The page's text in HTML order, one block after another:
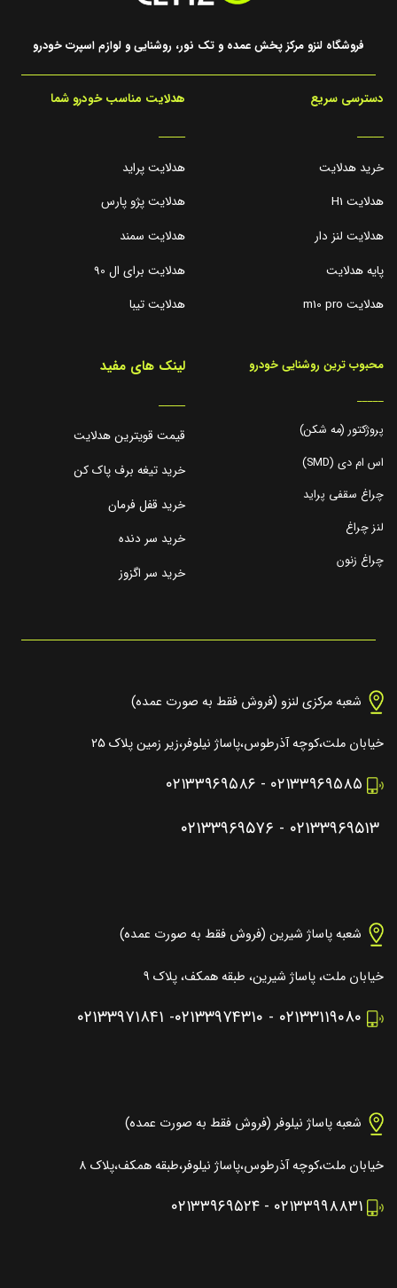
فروشگاه لنزو مرکز پخش عمده و تک نور، روشنایی و لوازم اسپرت خودرو
دسترسی سریع
_____
خرید هدلایت
هدلایت H1
هدلایت لنز دار
پایه هدلایت
هدلایت m10 pro
هدلایت مناسب خودرو شما
_____
هدلایت پراید
هدلایت پژو پارس
هدلایت سمند
هدلایت برای ال 90
هدلایت تیبا
محبوب ترین روشنایی خودرو
_____
پروژکتور (مه شکن)
اس ام دی (SMD)
چراغ سقفی پراید
لنز چراغ
چراغ زنون
لینک های مفید
_____
قیمت قویترین هدلایت
خرید تیغه برف پاک کن
خرید قفل فرمان
خرید سر دنده
خرید سر اگزوز
شعبه مرکزی لنزو (فروش فقط به صورت عمده)
خیابان ملت،کوچه آذرطوس،پاساژ نیلوفر،زیر زمین پلاک ۲۵
۰۲۱۳۳۹۶۹۵۸۵ - ۰۲۱۳۳۹۶۹۵۸۶
۰۲۱۳۳۹۶۹۵۱۳ - ۰۲۱۳۳۹۶۹۵۷۶
شعبه پاساژ شیرین (فروش فقط به صورت عمده)
خیابان ملت، پاساژ شیرین، طبقه همکف، پلاک ۹
۰۲۱۳۳۱۱۹۰۸۰ - ۰۲۱۳۳۹۷۴۳۱۰- ۰۲۱۳۳۹۷۱۸۴۱
شعبه پاساژ نیلوفر (فروش فقط به صورت عمده)
خیابان ملت،کوچه آذرطوس،پاساژ نیلوفر،طبقه همکف،پلاک ۸
۰۲۱۳۳۹۹۸۸۳۱ - ۰۲۱۳۳۹۶۹۵۲۴